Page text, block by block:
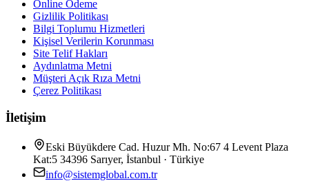
Online Ödeme
Gizlilik Politikası
Bilgi Toplumu Hizmetleri
Kişisel Verilerin Korunması
Site Telif Hakları
Aydınlatma Metni
Müşteri Açık Rıza Metni
Çerez Politikası
İletişim
Eski Büyükdere Cad. Huzur Mh. No:67 4 Levent Plaza
Kat:5 34396 Sarıyer, İstanbul · Türkiye
info@sistemglobal.com.tr